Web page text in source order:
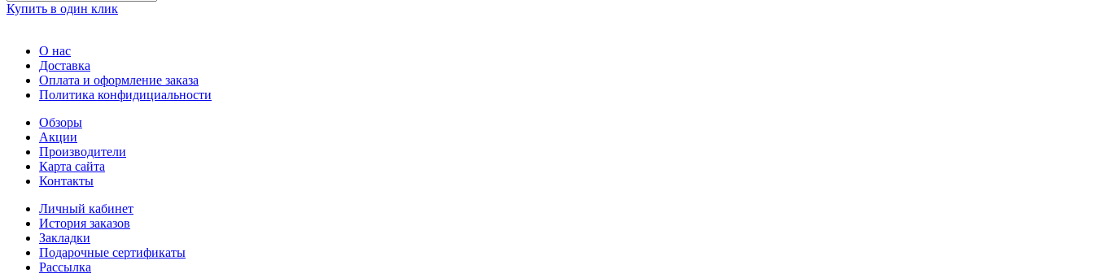
Купить в один клик
О нас
Доставка
Оплата и оформление заказа
Политика конфидициальности
Обзоры
Акции
Производители
Карта сайта
Контакты
Личный кабинет
История заказов
Закладки
Подарочные сертификаты
Рассылка